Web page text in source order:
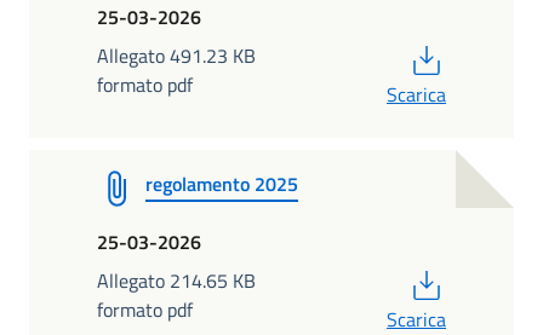
25-03-2026
Allegato 491.23 KB
formato pdf
Scarica
regolamento 2025
25-03-2026
Allegato 214.65 KB
formato pdf
Scarica